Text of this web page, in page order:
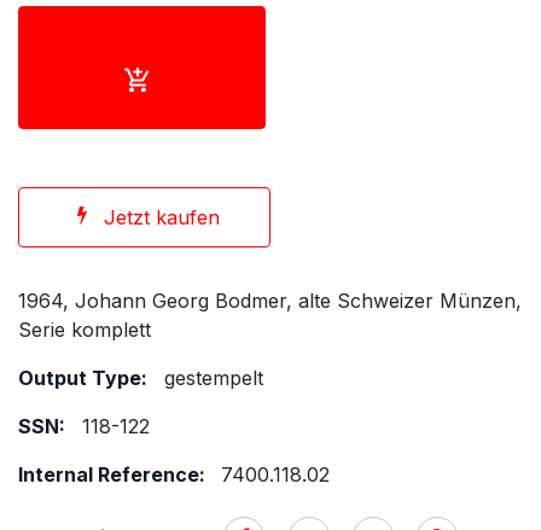
Jetzt kaufen
1964, Johann Georg Bodmer, alte Schweizer Münzen,
Serie komplett
Output Type:
gestempelt
SSN:
118-122
Internal Reference:
7400.118.02